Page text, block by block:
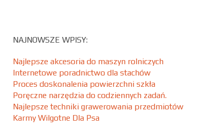
NAJNOWSZE WPISY:
Najlepsze akcesoria do maszyn rolniczych
Internetowe poradnictwo dla stachów
Proces doskonalenia powierzchni szkła
Poręczne narzędzia do codziennych zadań.
Najlepsze techniki grawerowania przedmiotów
Karmy Wilgotne Dla Psa